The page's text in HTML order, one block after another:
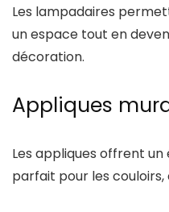
Les lampadaires
un espace tout en
décoration.
Appliques
Les appliques offrent
parfait pour les